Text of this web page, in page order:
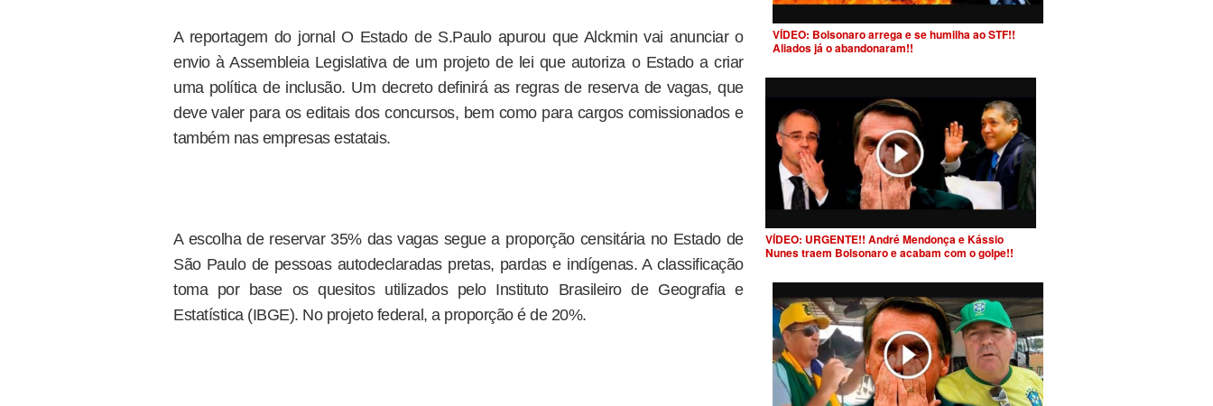
A reportagem do jornal O Estado de S.Paulo apurou que Alckmin vai anunciar o
envio à Assembleia Legislativa de um projeto de lei que autoriza o Estado a criar
uma política de inclusão. Um decreto definirá as regras de reserva de vagas, que
deve valer para os editais dos concursos, bem como para cargos comissionados e
também nas empresas estatais.
A escolha de reservar 35% das vagas segue a proporção censitária no Estado de
São Paulo de pessoas autodeclaradas pretas, pardas e indígenas. A classificação
toma por base os quesitos utilizados pelo Instituto Brasileiro de Geografia e
Estatística (IBGE). No projeto federal, a proporção é de 20%.
VÍDEO: Bolsonaro arrega e se humilha ao STF!!
Aliados já o abandonaram!!
VÍDEO: URGENTE!! André Mendonça e Kássio
Nunes traem Bolsonaro e acabam com o golpe!!